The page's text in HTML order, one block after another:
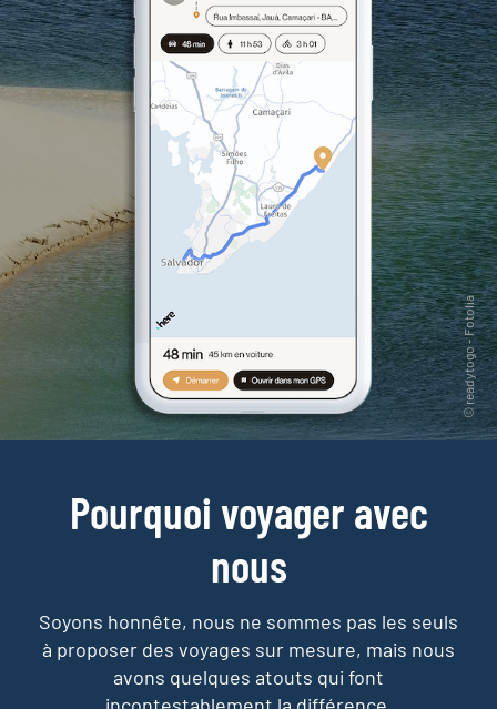
Pourquoi voyager avec
nous
Soyons honnête, nous ne sommes pas les seuls
à proposer des voyages sur mesure, mais nous
avons quelques atouts qui font